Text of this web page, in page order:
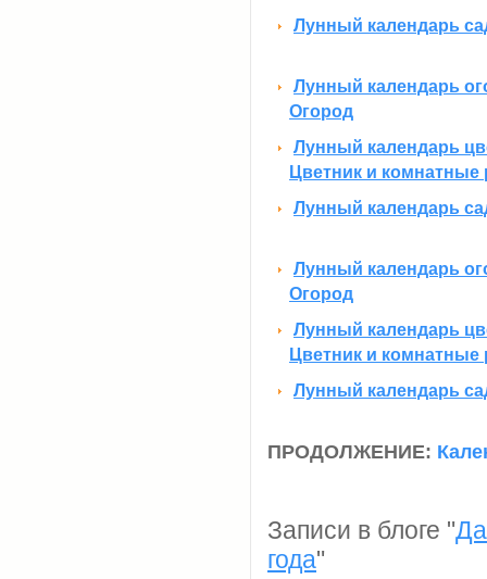
Лунный календарь
Лунный календарь
Огород
Лунный календарь
Цветник и комнатные
Лунный календарь
Лунный календарь
Огород
Лунный календарь
Цветник и комнатные
Лунный календарь
ПРОДОЛЖЕНИЕ:
Записи в блоге "
года"